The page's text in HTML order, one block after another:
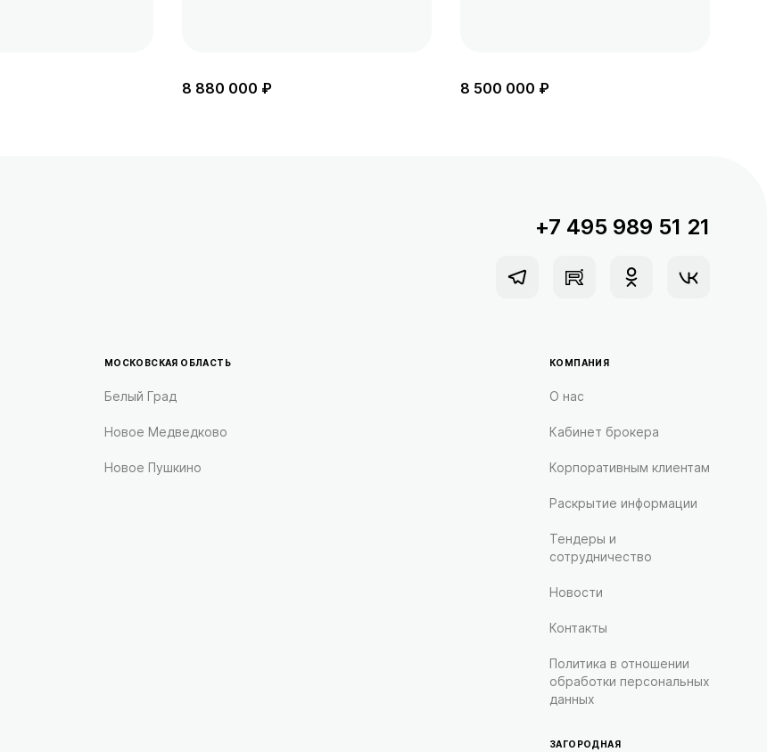
8 880 000 ₽ 8 500 000 ₽
+7 495 989 51 21
МОСКОВСКАЯ ОБЛАСТЬ
Белый Град
Новое Медведково
Новое Пушкино
КОМПАНИЯ
О нас
Кабинет брокера
Корпоративным клиентам
Раскрытие информации
Тендеры и
сотрудничество
Новости
Контакты
Политика в отношении
обработки персональных
данных
ЗАГОРОДНАЯ